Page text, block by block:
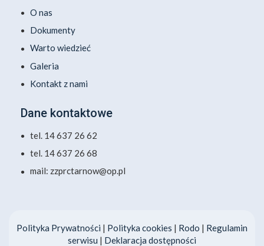
O nas
Dokumenty
Warto wiedzieć
Galeria
Kontakt z nami
Dane kontaktowe
tel. 14 637 26 62
tel. 14 637 26 68
mail: zzprctarnow@op.pl
Polityka Prywatności | Polityka cookies | Rodo | Regulamin
serwisu | Deklaracja dostępności